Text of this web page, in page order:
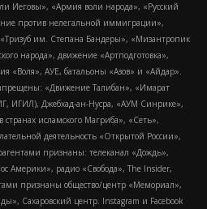
Иеговы», «Армия воли народа», «Русский
против нелегальной иммиграции»,
им. Степана Бандеры», «Мизантропик
народа», движение «Артподготовка»,
«Воля», АУЕ, батальоны «Азов» и «Айдар».
«Движение Талибан», «Имарат
ИГИЛ), Джебхад-ан-Нусра, «АУМ Синрике»,
исламского Магриба», «Сеть»,
деятельность «Открытой России»,
признаны: телеканал «Дождь»,
Америки», радио «Свобода», The Insider,
признаны общество/центр «Мемориал»,
Сахаровский центр. Instagram и Facebook